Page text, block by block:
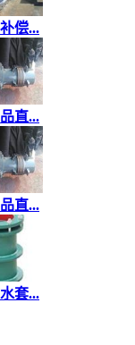
偿...
直...
直...
套...